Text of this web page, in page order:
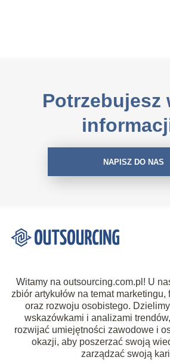
Potrzebujesz
NAPISZ DO NAS
Witamy na outsourcing.com.pl! U
zbiór artykułów na temat marketingu,
oraz rozwoju osobistego.
wskazówkami i analizami
rozwijać umiejętności zawodowe i
okazji, aby poszerzać swoją
zarządzać swoją